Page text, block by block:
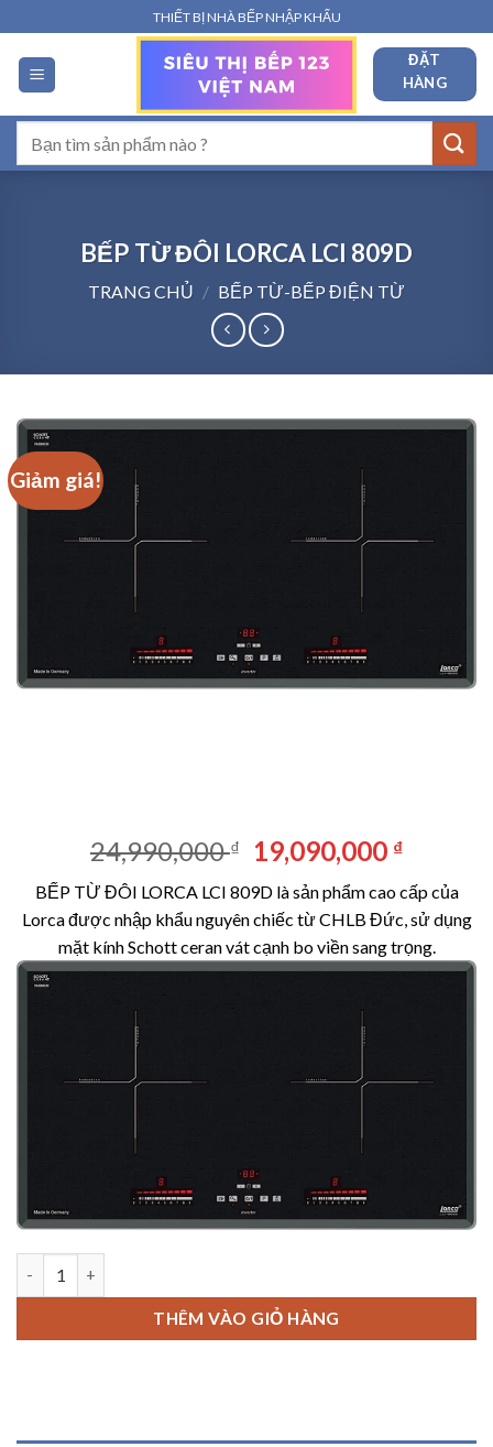
qua
nội
dung
THIẾT BỊ NHÀ BẾP NHẬP KHẨU
ĐẶT
HÀNG
kiếm:
BẾP TỪ ĐÔI LORCA LCI 809D
TRANG CHỦ / BẾP TỪ-BẾP ĐIỆN TỪ
Giảm giá!
24,990,000₫
Giá
gốc
là:
24,990,000 ₫.
19,090,000 ₫Giá
tại
là:
BẾP TỪ ĐÔI LORCA LCI 809D là sản phẩm cao cấp của
Lorca được nhập khẩu nguyên chiếc từ CHLB Đức, sử dụng
mặt kính Schott ceran vát cạnh bo viền sang trọng.
THÊM VÀO GIỎ HÀNG